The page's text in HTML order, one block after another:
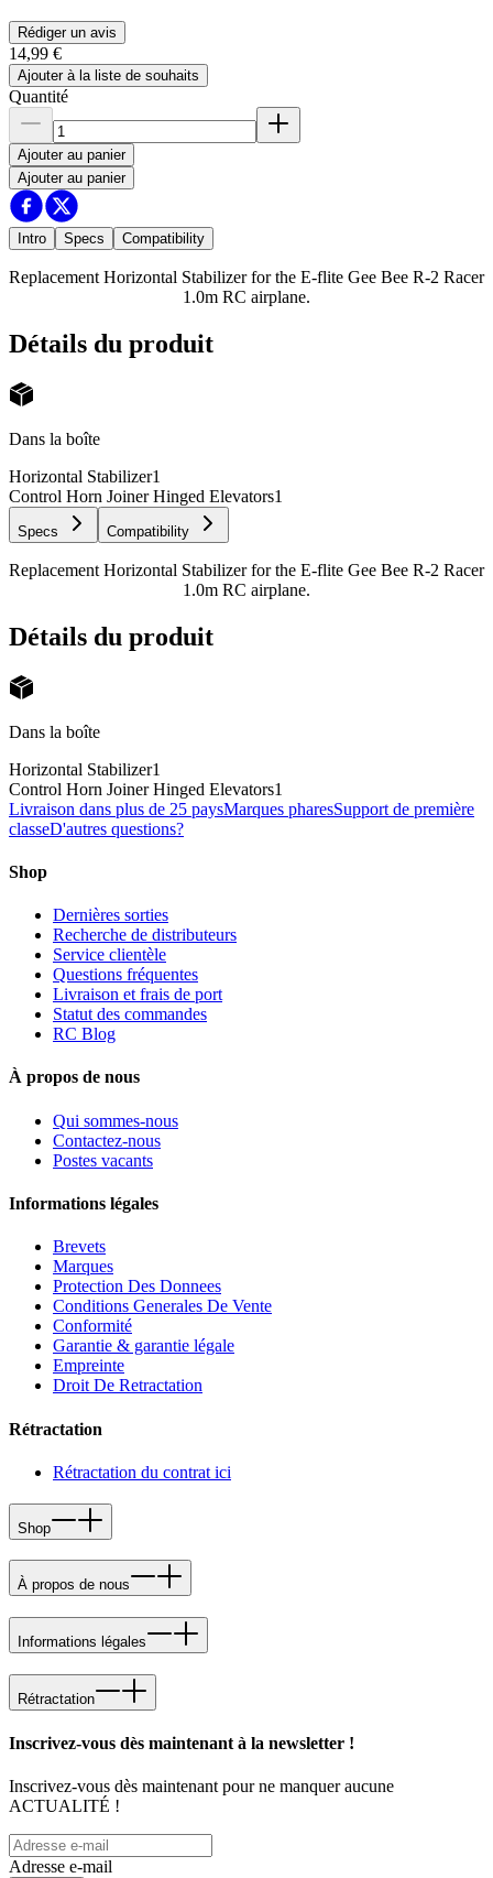
Rédiger un avis
14,99 €
Ajouter à la liste de souhaits
Quantité
Ajouter au panier
Ajouter au panier
Intro Specs Compatibility
Replacement Horizontal Stabilizer for the E-flite Gee Bee R-2 Racer
1.0m RC airplane.
Détails du produit
Dans la boîte
Horizontal Stabilizer1
Control Horn Joiner Hinged Elevators1
Specs Compatibility
Replacement Horizontal Stabilizer for the E-flite Gee Bee R-2 Racer
1.0m RC airplane.
Détails du produit
Dans la boîte
Horizontal Stabilizer1
Control Horn Joiner Hinged Elevators1
Livraison dans plus de 25 paysMarques pharesSupport de première
classeD'autres questions?
Shop
Dernières sorties
Recherche de distributeurs
Service clientèle
Questions fréquentes
Livraison et frais de port
Statut des commandes
RC Blog
À propos de nous
Qui sommes-nous
Contactez-nous
Postes vacants
Informations légales
Brevets
Marques
Protection Des Donnees
Conditions Generales De Vente
Conformité
Garantie & garantie légale
Empreinte
Droit De Retractation
Rétractation
Rétractation du contrat ici
Shop
À propos de nous
Informations légales
Rétractation
Inscrivez-vous dès maintenant à la newsletter !
Inscrivez-vous dès maintenant pour ne manquer aucune
ACTUALITÉ !
Adresse e-mail